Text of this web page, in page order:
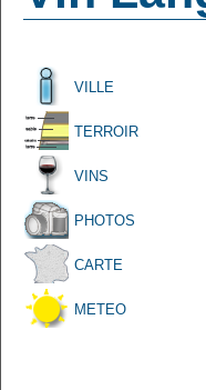
VILLE
TERROIR
VINS
PHOTOS
CARTE
METEO